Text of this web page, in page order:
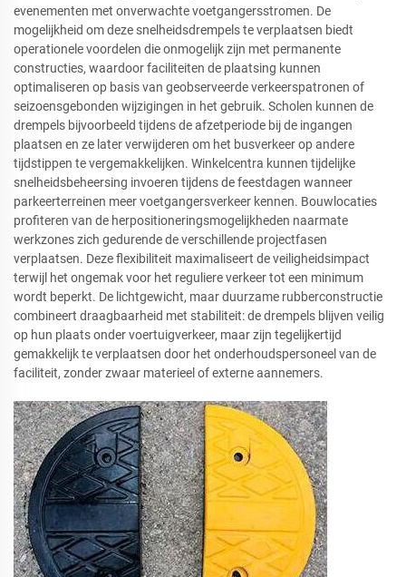
evenementen met onverwachte voetgangersstromen. De
mogelijkheid om deze snelheidsdrempels te verplaatsen biedt
operationele voordelen die onmogelijk zijn met permanente
constructies, waardoor faciliteiten de plaatsing kunnen
optimaliseren op basis van geobserveerde verkeerspatronen of
seizoensgebonden wijzigingen in het gebruik. Scholen kunnen de
drempels bijvoorbeeld tijdens de afzetperiode bij de ingangen
plaatsen en ze later verwijderen om het busverkeer op andere
tijdstippen te vergemakkelijken. Winkelcentra kunnen tijdelijke
snelheidsbeheersing invoeren tijdens de feestdagen wanneer
parkeerterreinen meer voetgangersverkeer kennen. Bouwlocaties
profiteren van de herpositioneringsmogelijkheden naarmate
werkzones zich gedurende de verschillende projectfasen
verplaatsen. Deze flexibiliteit maximaliseert de veiligheidsimpact
terwijl het ongemak voor het reguliere verkeer tot een minimum
wordt beperkt. De lichtgewicht, maar duurzame rubberconstructie
combineert draagbaarheid met stabiliteit: de drempels blijven veilig
op hun plaats onder voertuigverkeer, maar zijn tegelijkertijd
gemakkelijk te verplaatsen door het onderhoudspersoneel van de
faciliteit, zonder zwaar materieel of externe aannemers.